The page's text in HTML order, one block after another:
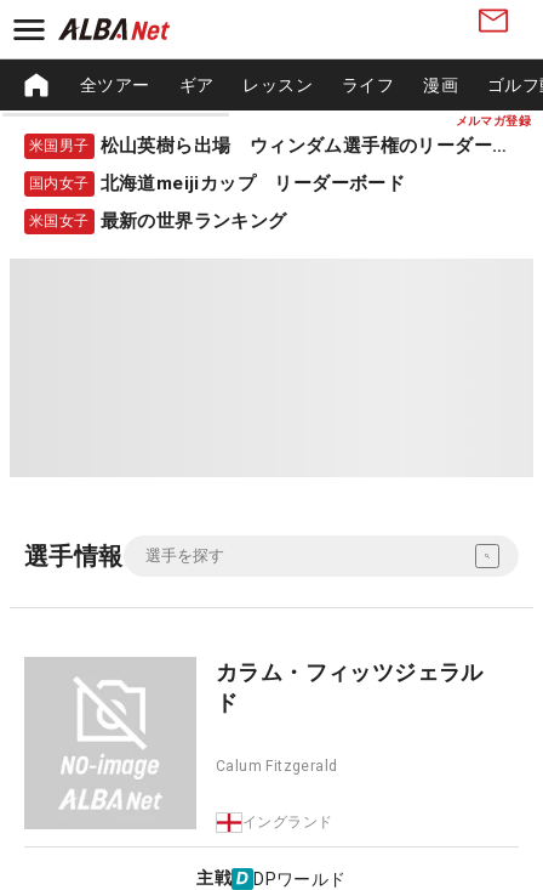
メルマガ登録
全ツアー ギア レッスン ライフ 漫画 ゴル
米国男子 松山英樹ら出場 ウィンダム選手権のリーダーボード
国内女子 北海道meijiカップ リーダーボード
米国女子 最新の世界ランキング
選手情報
カラム・フィッツジェラル
ド
Calum Fitzgerald
イングランド
主戦 DPワールド